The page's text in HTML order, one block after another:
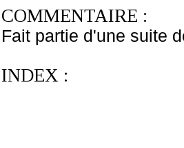
COMMENTAIRE :
Fait partie d'une suite
INDEX :